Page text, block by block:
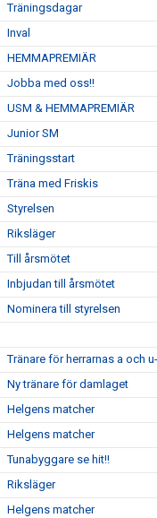
Träningsdagar
Inval
HEMMAPREMIÄR
Jobba med oss!!
USM & HEMMAPREMIÄR
Junior SM
Träningsstart
Träna med Friskis
Styrelsen
Riksläger
Till årsmötet
Inbjudan till årsmötet
Nominera till styrelsen
Tränare för herrarnas a och
Ny tränare för damlaget
Helgens matcher
Helgens matcher
Tunabyggare se hit!!
Riksläger
Helgens matcher